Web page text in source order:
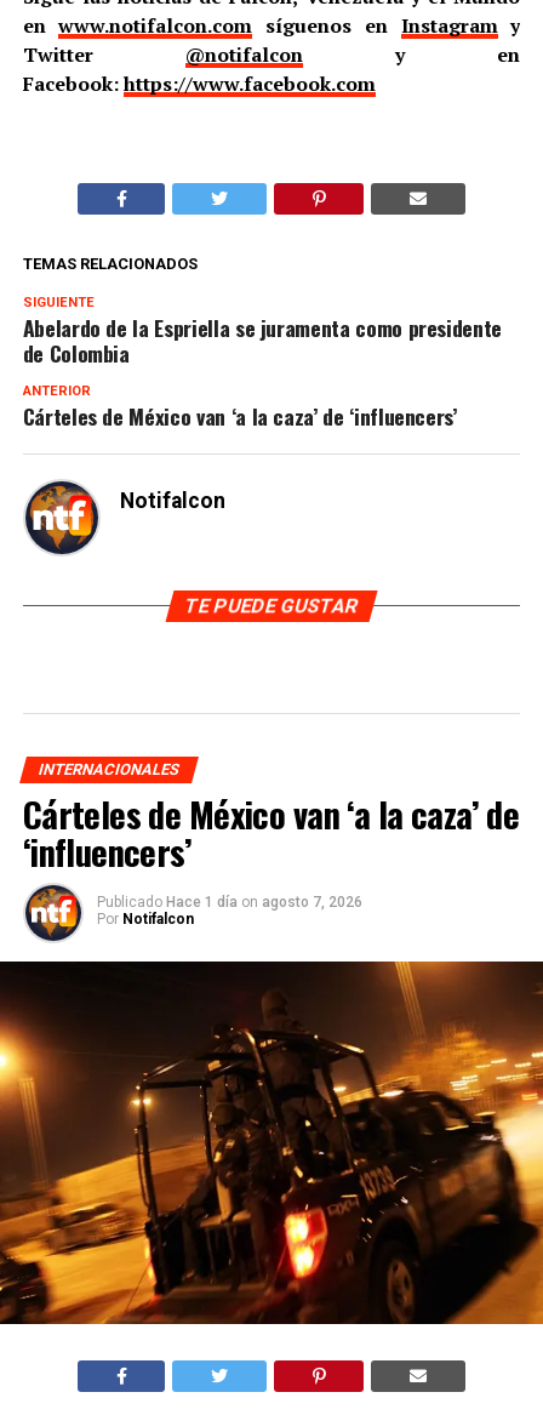
enwww.notifalcon.com síguenos en Instagramy
Twitter @notifalcony en
Facebook:https://www.facebook.com
TEMAS RELACIONADOS
SIGUIENTE
Abelardo de la Espriella se juramenta como presidente
de Colombia
ANTERIOR
Cárteles de México van ‘a la caza’ de ‘influencers’
Notifalcon
TE PUEDE GUSTAR
INTERNACIONALES
Cárteles de México van ‘a la caza’ de
‘influencers’
Publicado Hace 1 día on agosto 7, 2026
Por Notifalcon